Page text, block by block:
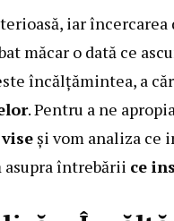
iar
măcar o dată ce
încălțămintea, a
. Pentru a ne
și vom analiza ce
întrebării ce